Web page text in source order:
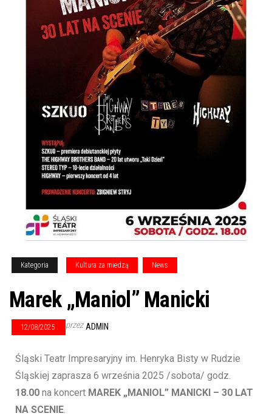
Kategoria Kultura za miedzą News
Marek „Maniol” Manicki
12/08/2025 przez ADMIN
Śląski Teatr Impresaryjny im. Henryka Bisty w Rudzie
Śląskiej zaprasza 6 września 2025 /sobota/ godz.
18.00 na koncert MAREK „MANIOL” MANICKI – 30 LAT
NA SCENIE.